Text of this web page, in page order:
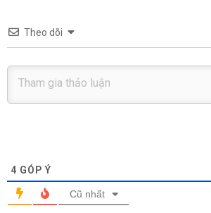
Theo dõi
4 GÓP Ý
Cũ nhất